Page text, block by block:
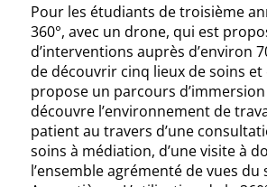
Pour les étudiants de troisième
360°, avec un drone, qui est
d’interventions auprès d’environ
de découvrir cinq lieux de soins
propose un parcours
découvre l’environnement de
patient au travers d’une
soins à médiation, d’une visite à
l’ensemble agrémenté de vues du